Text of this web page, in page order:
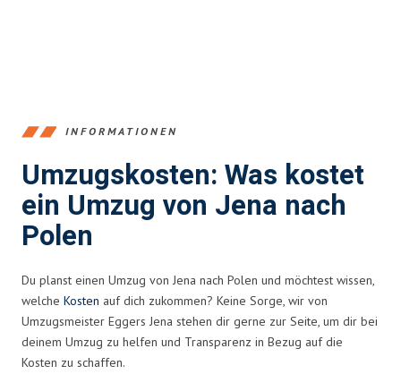
INFORMATIONEN
Umzugskosten: Was kostet
ein Umzug von Jena nach
Polen
Du planst einen Umzug von Jena nach Polen und möchtest wissen,
welche Kosten auf dich zukommen? Keine Sorge, wir von
Umzugsmeister Eggers Jena stehen dir gerne zur Seite, um dir bei
deinem Umzug zu helfen und Transparenz in Bezug auf die
Kosten zu schaffen.